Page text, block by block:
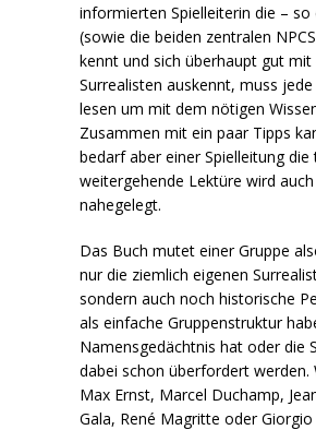
informierten Spielleiterin die –
(sowie die beiden zentralen
kennt und sich überhaupt gut
Surrealisten auskennt, muss
lesen um mit dem nötigen
Zusammen mit ein paar Tipps
bedarf aber einer Spielleitung
weitergehende Lektüre wird
nahegelegt.
Das Buch mutet einer Gruppe
nur die ziemlich eigenen
sondern auch noch historische
als einfache Gruppenstruktur
Namensgedächtnis hat oder die
dabei schon überfordert
Max Ernst, Marcel Duchamp,
Gala, René Magritte oder